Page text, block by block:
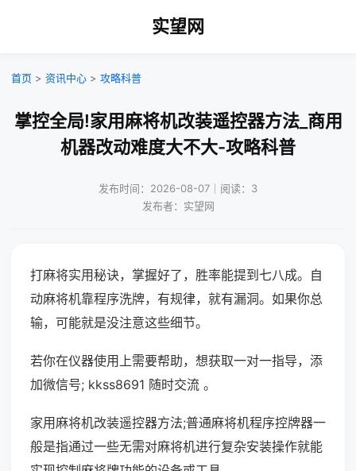
实望网
首页 > 资讯中心 > 攻略科普
掌控全局!家用麻将机改装遥控器方法_商用
机器改动难度大不大-攻略科普
发布时间：2026-08-07｜阅读：3
发布者：实望网
打麻将实用秘诀，掌握好了，胜率能提到七八成。自
动麻将机靠程序洗牌，有规律，就有漏洞。如果你总
输，可能就是没注意这些细节。
若你在仪器使用上需要帮助，想获取一对一指导，添
加微信号; kkss8691 随时交流 。
家用麻将机改装遥控器方法;普通麻将机程序控牌器一
般是指通过一些无需对麻将机进行复杂安装操作就能